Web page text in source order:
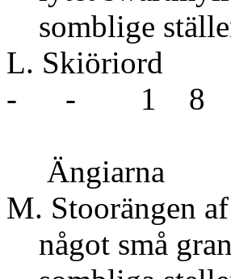
L.
- - 1 8
Ängiarna
M. Stoorängen
något små